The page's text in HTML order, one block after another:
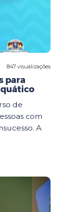
847 visualizações
para
de
com
A